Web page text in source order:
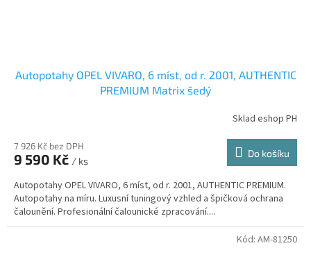
Autopotahy OPEL VIVARO, 6 míst, od r. 2001, AUTHENTIC
PREMIUM Matrix šedý
Sklad eshop PH
7 926 Kč bez DPH
9 590 Kč / ks
Do košíku
Autopotahy OPEL VIVARO, 6 míst, od r. 2001, AUTHENTIC PREMIUM.
Autopotahy na míru. Luxusní tuningový vzhled a špičková ochrana
čalounění. Profesionální čalounické zpracování....
Kód: AM-81250